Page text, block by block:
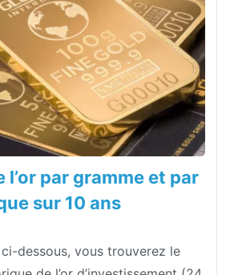
l’or par gramme et par
sur 10 ans
dessous, vous trouverez le